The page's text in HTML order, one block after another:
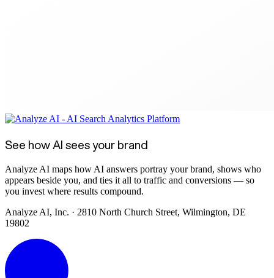
See how AI sees your brand
Analyze AI maps how AI answers portray your brand, shows who
appears beside you, and ties it all to traffic and conversions — so
you invest where results compound.
Analyze AI, Inc. · 2810 North Church Street, Wilmington, DE
19802